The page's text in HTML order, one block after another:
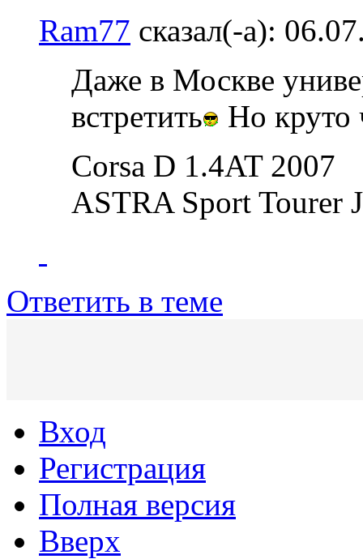
Ram77 сказал(-а):
Даже в Москве
встретить
Но круто
Corsa D 1.4AT 2007
ASTRA Sport Tourer
Ответить в теме
Вход
Регистрация
Полная версия
Вверх